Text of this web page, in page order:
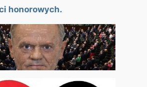
honorowych.